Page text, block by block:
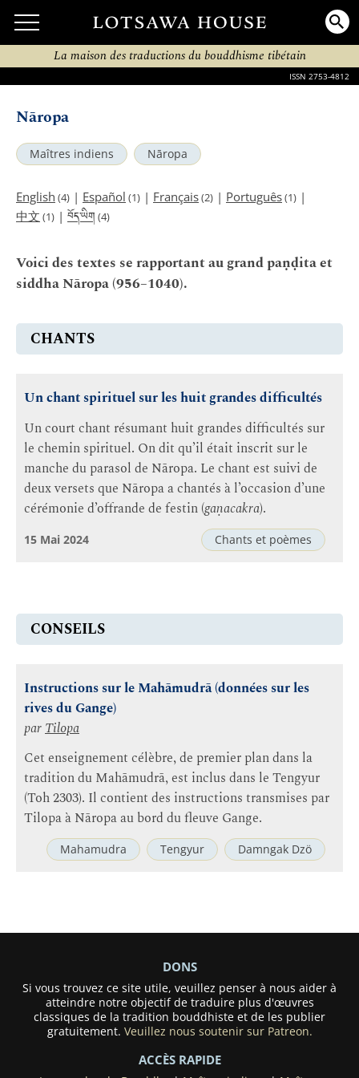
La maison des traductions du bouddhisme tibétain
ISSN 2753-4812
Nāropa
Maîtres indiens Nāropa
English (4) | Español (1) | Français(2) | Português(1) |
中文 (1) | བོད་ཡིག (4)
Voici des textes se rapportant au grand paṇḍita et
siddha Nāropa (956–1040).
CHANTS
Un chant spirituel sur les huit grandes difficultés
Un court chant résumant huit grandes difficultés sur
le chemin spirituel. On dit qu’il était inscrit sur le
manche du parasol de Nāropa. Le chant est suivi de
deux versets que Nāropa a chantés à l’occasion d’une
cérémonie d’offrande de festin (gaṇacakra).
Chants et poèmes
15 Mai 2024
CONSEILS
Instructions sur le Mahāmudrā (données sur les
rives du Gange)
parTilopa
Cet enseignement célèbre, de premier plan dans la
tradition du Mahāmudrā, est inclus dans le Tengyur
(Toh 2303). Il contient des instructions transmises par
Tilopa à Nāropa au bord du fleuve Gange.
Mahamudra Tengyur Damngak Dzö
DONS
Si vous trouvez ce site utile, veuillez penser à nous aider à
atteindre notre objectif de traduire plus d'œuvres
classiques de la tradition bouddhiste et de les publier
gratuitement. Veuillez nous soutenir sur Patreon.
ACCÈS RAPIDE